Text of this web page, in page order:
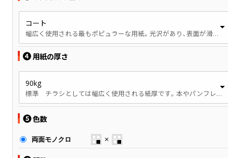
コート
幅広く使用される最もポピュラーな用紙。光沢があり、表面が滑らかです。
❹ 用紙の厚さ
90kg
標準 チラシとしては幅広く使用される紙厚です。本やパンフレットでは、やや薄手の印象です。
❺色数
両面モノクロ